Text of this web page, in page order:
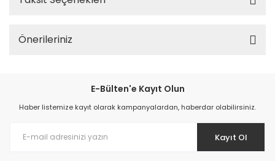
Önerileriniz
E-Bülten'e Kayıt Olun
Haber listemize kayıt olarak kampanyalardan, haberdar olabilirsiniz.
Kayıt Ol